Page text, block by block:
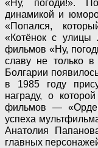
«Ну, погоди!».
динамикой и
«Попался,
«Котёнок с улицы
фильмов «Ну,
славу не только
Болгарии
в 1985 году
награду, о
фильмов —
успеха
Анатолия
главных